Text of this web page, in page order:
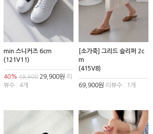
min 스니커즈 6cm
(121V11)
40% 49,900 29,900원 리
뷰수 : 4개
[소가죽] 그리드 슬리퍼 2c
m
(415V8)
69,900원 리뷰수 : 1개